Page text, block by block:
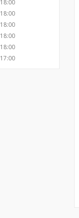
18:00
18:00
18:00
18:00
18:00
17:00